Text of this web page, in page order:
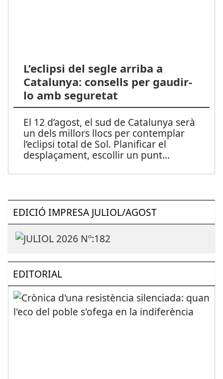
L’eclipsi del segle arriba a
Catalunya: consells per gaudir-
lo amb seguretat
El 12 d’agost, el sud de Catalunya serà
un dels millors llocs per contemplar
l’eclipsi total de Sol. Planificar el
desplaçament, escollir un punt...
EDICIÓ IMPRESA JULIOL/AGOST
EDITORIAL